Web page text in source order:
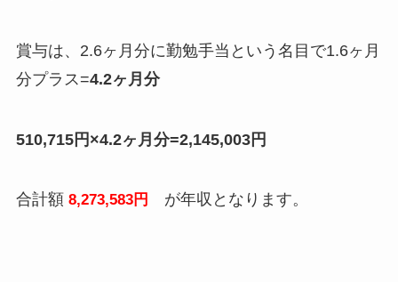
賞与は、2.6ヶ月分に勤勉手当という名目で1.6ヶ月
分プラス=4.2ヶ月分
510,715円×4.2ヶ月分=2,145,003円
合計額 8,273,583円 が年収となります。